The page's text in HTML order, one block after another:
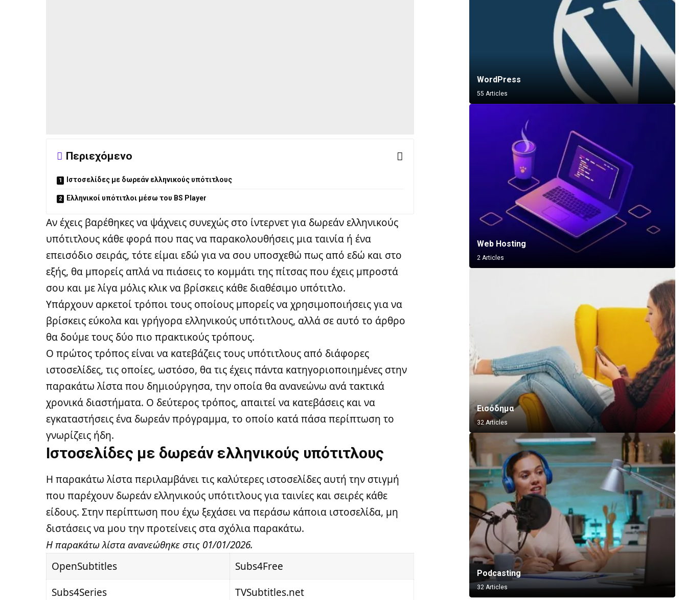
Περιεχόμενο
Ιστοσελίδες με δωρεάν ελληνικούς υπότιτλους
Ελληνικοί υπότιτλοι μέσω του BS Player
Αν έχεις βαρέθηκες να ψάχνεις συνεχώς στο ίντερνετ για δωρεάν ελληνικούς
υπότιτλους κάθε φορά που πας να παρακολουθήσεις μια ταινία ή ένα
επεισόδιο σειράς, τότε είμαι εδώ για να σου υποσχεθώ πως από εδώ και στο
εξής, θα μπορείς απλά να πιάσεις το κομμάτι της πίτσας που έχεις μπροστά
σου και με λίγα μόλις κλικ να βρίσκεις κάθε διαθέσιμο υπότιτλο.
Υπάρχουν αρκετοί τρόποι τους οποίους μπορείς να χρησιμοποιήσεις για να
βρίσκεις εύκολα και γρήγορα ελληνικούς υπότιτλους, αλλά σε αυτό το άρθρο
θα δούμε τους δύο πιο πρακτικούς τρόπους.
Ο πρώτος τρόπος είναι να κατεβάζεις τους υπότιτλους από διάφορες
ιστοσελίδες, τις οποίες, ωστόσο, θα τις έχεις πάντα κατηγοριοποιημένες στην
παρακάτω λίστα που δημιούργησα, την οποία θα ανανεώνω ανά τακτικά
χρονικά διαστήματα. Ο δεύτερος τρόπος, απαιτεί να κατεβάσεις και να
εγκαταστήσεις ένα δωρεάν πρόγραμμα, το οποίο κατά πάσα περίπτωση το
γνωρίζεις ήδη.
Ιστοσελίδες με δωρεάν ελληνικούς υπότιτλους
Η παρακάτω λίστα περιλαμβάνει τις καλύτερες ιστοσελίδες αυτή την στιγμή
που παρέχουν δωρεάν ελληνικούς υπότιτλους για ταινίες και σειρές κάθε
είδους. Στην περίπτωση που έχω ξεχάσει να περάσω κάποια ιστοσελίδα, μη
διστάσεις να μου την προτείνεις στα σχόλια παρακάτω.
Η παρακάτω λίστα ανανεώθηκε στις 01/01/2026.
OpenSubtitles
Subs4Free
Subs4Series
TVSubtitles.net
WordPress
55 Articles
Web Hosting
2 Articles
Εισόδημα
32 Articles
Podcasting
32 Articles
Vlogging
8 Articles